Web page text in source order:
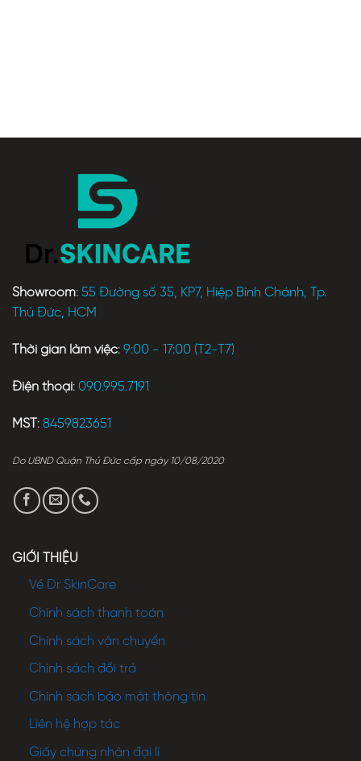
Showroom: 55 Đường số 35, KP7, Hiệp Bình Chánh, Tp.
Thủ Đức, HCM
Thời gian làm việc: 9:00 - 17:00 (T2-T7)
Điện thoại: 090.995.7191
MST : 8459823651
Do UBND Quận Thủ Đức cấp ngày 10/08/2020
GIỚI THIỆU
Về Dr SkinCare
Chính sách thanh toán
Chính sách vận chuyển
Chính sách đổi trả
Chính sách bảo mật thông tin
Liên hệ hợp tác
Giấy chứng nhận đại lí